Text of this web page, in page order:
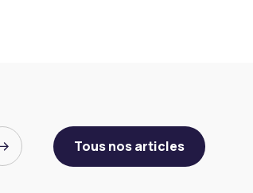
Tous nos articles